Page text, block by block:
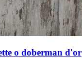
o doberman d'or